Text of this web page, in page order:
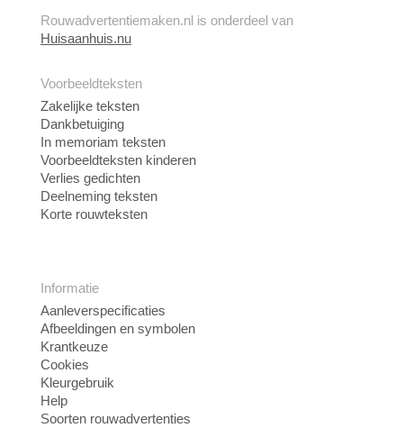
Rouwadvertentiemaken.nl is onderdeel van
Huisaanhuis.nu
Voorbeeldteksten
Zakelijke teksten
Dankbetuiging
In memoriam teksten
Voorbeeldteksten kinderen
Verlies gedichten
Deelneming teksten
Korte rouwteksten
Informatie
Aanleverspecificaties
Afbeeldingen en symbolen
Krantkeuze
Cookies
Kleurgebruik
Help
Soorten rouwadvertenties